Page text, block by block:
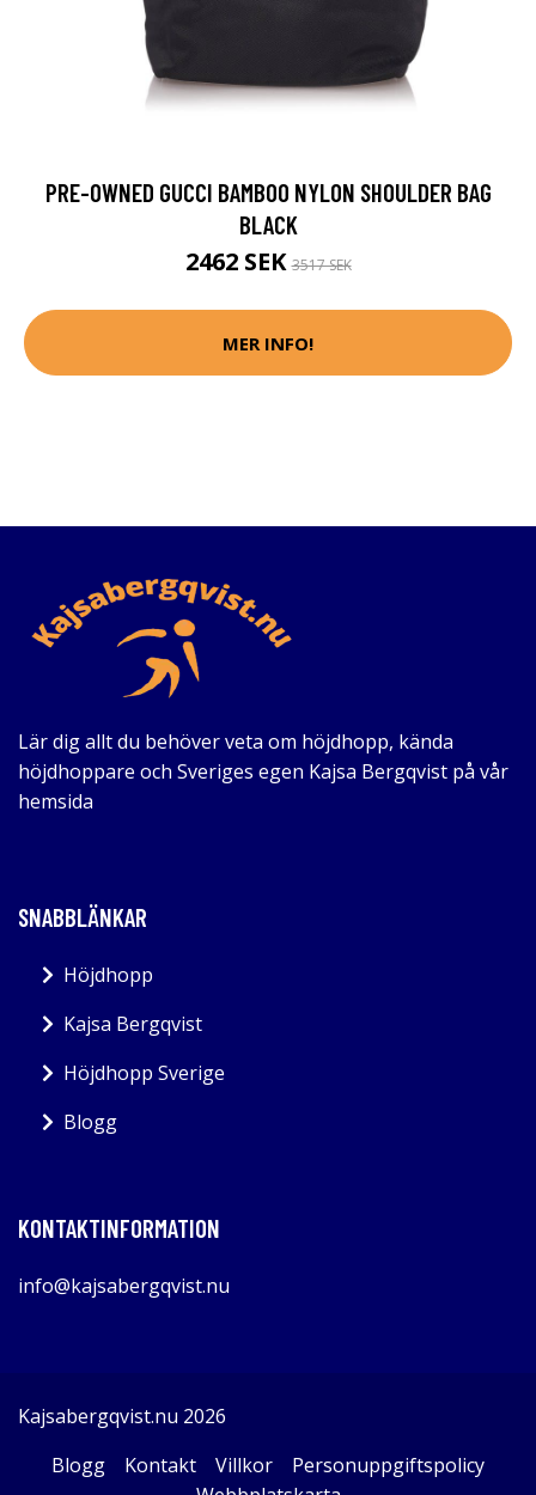
PRE-OWNED GUCCI BAMBOO NYLON SHOULDER BAG
BLACK
2462 SEK3517 SEK
MER INFO!
Lär dig allt du behöver veta om höjdhopp, kända
höjdhoppare och Sveriges egen Kajsa Bergqvist på vår
hemsida
SNABBLÄNKAR
Höjdhopp
Kajsa Bergqvist
Höjdhopp Sverige
Blogg
KONTAKTINFORMATION
info@kajsabergqvist.nu
Kajsabergqvist.nu 2026
Blogg
Kontakt Villkor
Personuppgiftspolicy